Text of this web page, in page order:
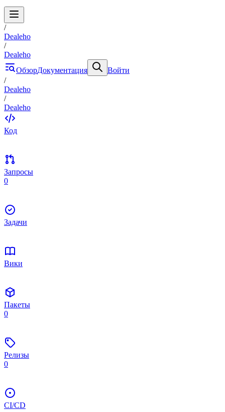
/
Dealeho
/
Dealeho
ОбзорДокументация
Войти
/
Dealeho
/
Dealeho
Код
Запросы
0
Задачи
Вики
Пакеты
0
Релизы
0
CI/CD